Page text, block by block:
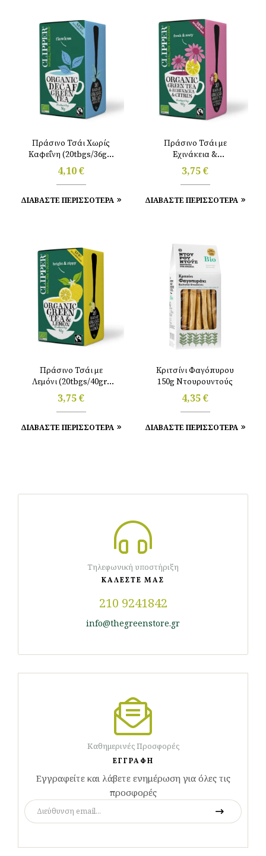
Πράσινο Τσάι Χωρίς
Καφεΐνη (20tbgs/36gr)
Clipper
4,10€
ΔΙΑΒΑΣΤΕ ΠΕΡΙΣΣΟΤΕΡΑ
Πράσινο Τσάι με
Eχινάκεια &
Εσπεριδοειδή
(40gr/20tbgs) Clipper
3,75€
ΔΙΑΒΑΣΤΕ ΠΕΡΙΣΣΟΤΕΡΑ
Πράσινο Τσάι με
Λεμόνι (20tbgs/40gr)
Clipper
3,75€
ΔΙΑΒΑΣΤΕ ΠΕΡΙΣΣΟΤΕΡΑ
Κριτσίνι Φαγόπυρου
150g Ντουρουντούς
4,35€
ΔΙΑΒΑΣΤΕ ΠΕΡΙΣΣΟΤΕΡΑ
Τηλεφωνική υποστήριξη
ΚΑΛΕΣΤΕ ΜΑΣ
210 9241842
info@thegreenstore.gr
Καθημερινές Προσφορές
ΕΓΓΡΑΦΗ
Εγγραφείτε και λάβετε ενημέρωση για όλες τις
προσφορές